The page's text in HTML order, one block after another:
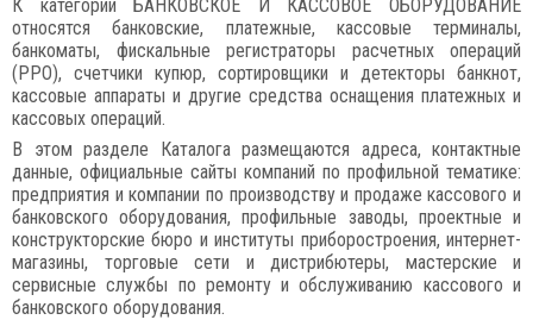
К категории БАНКОВСКОЕ И КАССОВОЕ ОБОРУДОВАНИЕ
относятся банковские, платежные, кассовые терминалы,
банкоматы, фискальные регистраторы расчетных операций
(РРО), счетчики купюр, сортировщики и детекторы банкнот,
кассовые аппараты и другие средства оснащения платежных и
кассовых операций.
В этом разделе Каталога размещаются адреса, контактные
данные, официальные сайты компаний по профильной тематике:
предприятия и компании по производству и продаже кассового и
банковского оборудования, профильные заводы, проектные и
конструкторские бюро и институты приборостроения, интернет-
магазины, торговые сети и дистрибютеры, мастерские и
сервисные службы по ремонту и обслуживанию кассового и
банковского оборудования.